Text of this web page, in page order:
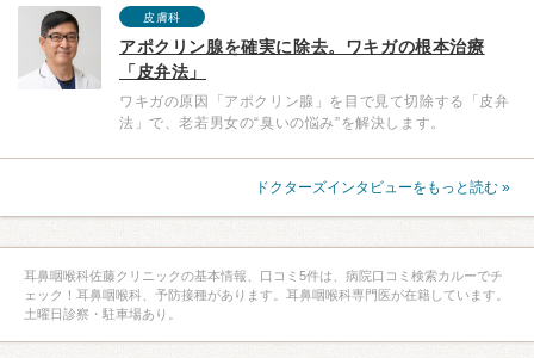
皮膚科
アポクリン腺を確実に除去。ワキガの根本治療
「皮弁法」
ワキガの原因「アポクリン腺」を目で見て切除する「皮弁
法」で、老若男女の“臭いの悩み”を解決します。
ドクターズインタビューをもっと読む »
耳鼻咽喉科佐藤クリニックの基本情報、口コミ5件は、病院口コミ検索カルーでチ
ェック！耳鼻咽喉科、予防接種があります。耳鼻咽喉科専門医が在籍しています。
土曜日診察・駐車場あり。